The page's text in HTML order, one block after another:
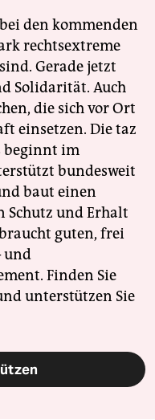
den kommenden
rechtsextreme
Gerade jetzt
Solidarität. Auch
die sich vor Ort
einsetzen. Die taz
beginnt im
bundesweit
baut einen
Schutz und Erhalt
guten, frei
und
Finden Sie
unterstützen Sie